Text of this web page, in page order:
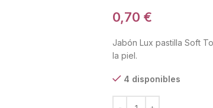
0,70 €
Jabón Lux pastilla Soft
la piel.
4 disponibles